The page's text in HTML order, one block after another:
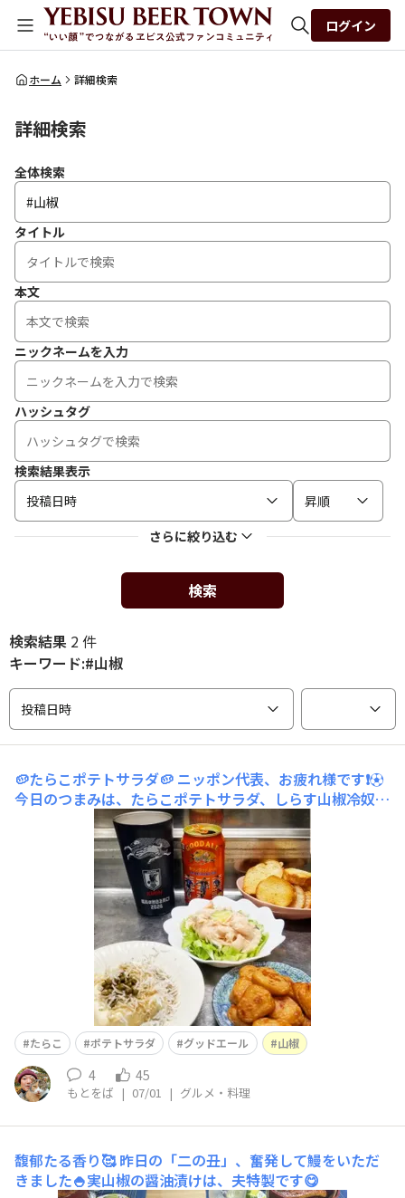
全体検索
ログイン
ホーム 詳細検索
詳細検索
全体検索
タイトル
本文
ニックネームを入力
ハッシュタグ
検索結果表示
投稿日時
昇順
さらに絞り込む
検索
検索結果 2 件
キーワード:#山椒
投稿日時
🥔たらこポテトサラダ🥔 ニッポン代表、お疲れ様です❗⚽
今日のつまみは、たらこポテトサラダ、しらす山椒冷奴、
紅生姜天。作ったのは、ポテトサラダと山椒の醤油漬けで
す。キリングッドエール と共に。
たらこ ポテトサラダ グッドエール 山椒
4 45
もとをば | 07/01 | グルメ・料理
馥郁たる香り🥰 昨日の「二の丑」、奮発して鰻をいただ
きました🍚実山椒の醤油漬けは、夫特製です😋